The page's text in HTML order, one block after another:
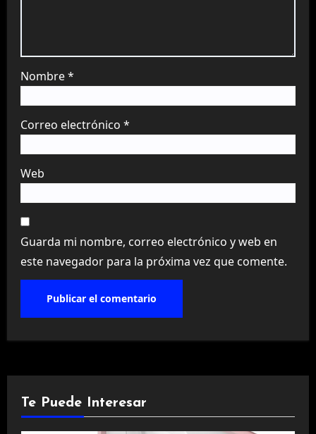
Nombre*
Correo electrónico *
Web
Guarda mi nombre, correo electrónico y web en
este navegador para la próxima vez que comente.
Te Puede Interesar